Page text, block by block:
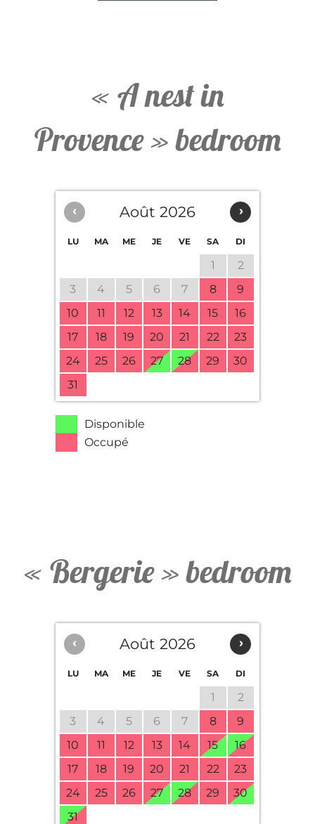
« A nest in
Provence » bedroom
‹ ›
Août 2026
LU MA ME JE VE SA DI
1
2
3
4 5 6 7 8
9
10
11 12 13 14 15
16
17
18 19 20 21 22
23
24
25 26 27 28 29
30
31
Disponible
Occupé
« Bergerie » bedroom
‹ ›
Août 2026
LU MA ME JE VE SA DI
1
2
3
4 5 6 7 8
9
10
11 12 13 14 15
16
17
18 19 20 21 22
23
24
25 26 27 28 29
30
31